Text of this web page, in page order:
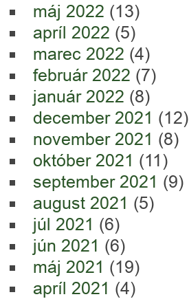
máj 2022 (13)
apríl 2022 (5)
marec 2022 (4)
február 2022 (7)
január 2022 (8)
december 2021 (12)
november 2021 (8)
október 2021 (11)
september 2021 (9)
august 2021 (5)
júl 2021 (6)
jún 2021 (6)
máj 2021 (19)
apríl 2021 (4)